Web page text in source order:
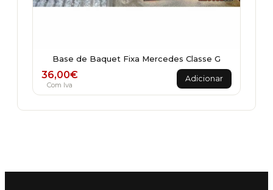
Base de Baquet Fixa Mercedes Classe G
36,00€
Com Iva
Adicionar